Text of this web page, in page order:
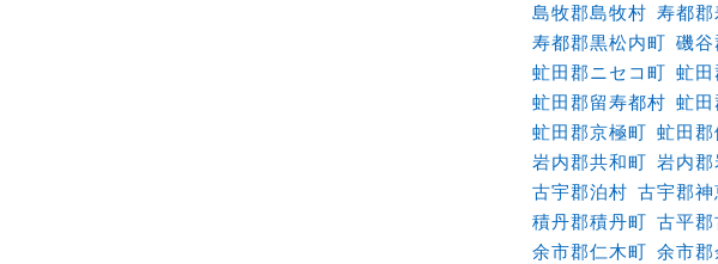
島牧郡島牧村 寿都
寿都郡黒松内町 磯谷
虻田郡ニセコ町 虻田
虻田郡留寿都村 虻田
虻田郡京極町 虻田
岩内郡共和町 岩内
古宇郡泊村 古宇郡
積丹郡積丹町 古平
余市郡仁木町 余市